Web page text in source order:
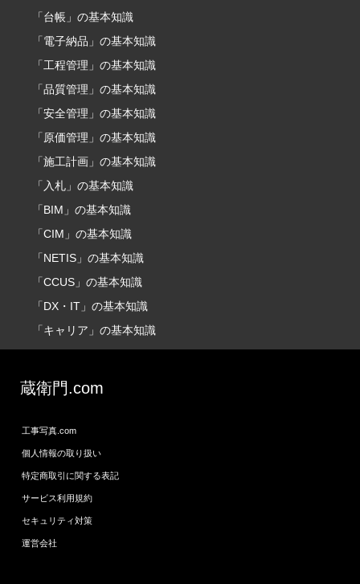
「台帳」の基本知識
「電子納品」の基本知識
「工程管理」の基本知識
「品質管理」の基本知識
「安全管理」の基本知識
「原価管理」の基本知識
「施工計画」の基本知識
「入札」の基本知識
「BIM」の基本知識
「CIM」の基本知識
「NETIS」の基本知識
「CCUS」の基本知識
「DX・IT」の基本知識
「キャリア」の基本知識
蔵衛門.com
工事写真.com
個人情報の取り扱い
特定商取引に関する表記
サービス利用規約
セキュリティ対策
運営会社